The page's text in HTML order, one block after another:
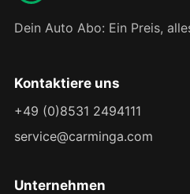
Dein Auto Abo: Ein Preis,
Kontaktiere uns
+49 (0)8531 2494111
service@carminga.com
Unternehmen